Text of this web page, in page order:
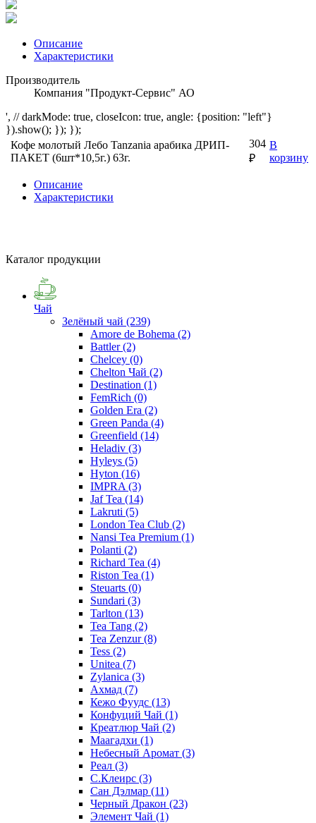
Описание
Характеристики
Производитель
Компания "Продукт-Сервис" АО
', // darkMode: true, closeIcon: true, angle: {position: "left"}
}).show(); }); });
Кофе молотый Лебо Tanzania арабика ДРИП-
ПАКЕТ (6шт*10,5г.) 63г.
304
₽
В
корзину
Описание
Характеристики
Каталог продукции
Чай
Зелёный чай (239)
Amore de Bohema (2)
Battler(2)
Chelcey (0)
Chelton Чай (2)
Destination (1)
FemRich (0)
Golden Era (2)
Green Panda (4)
Greenfield (14)
Heladiv (3)
Hyleys (5)
Hyton (16)
IMPRA (3)
Jaf Tea (14)
Lakruti (5)
London Tea Club (2)
Nansi Tea Premium (1)
Polanti (2)
Richard Tea (4)
Riston Tea (1)
Steuarts (0)
Sundari (3)
Tarlton (13)
Tea Tang (2)
Tea Zenzur(8)
Tess (2)
Unitea (7)
Zylanica (3)
Ахмад (7)
Кежо Фуудс (13)
Конфуций Чай (1)
Креатлюр Чай (2)
Маагадхи (1)
Небесный Аромат (3)
Реал (3)
С.Клеирс (3)
Сан Дэлмар (11)
Черный Дракон (23)
Элемент Чай (1)